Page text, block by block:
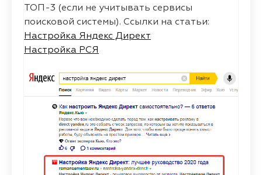
ТОП-3 (если не учитывать сервисы
поисковой системы). Ссылки на статьи:
Настройка Яндекс Директ
Настройка РСЯ